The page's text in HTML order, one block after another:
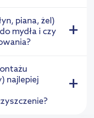
piana, żel)
mydła i czy
+
najlepiej
+